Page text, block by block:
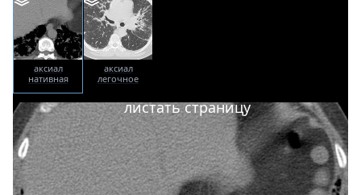
аксиал
нативная
аксиал
легочное
листать страницу